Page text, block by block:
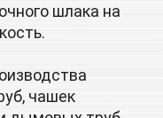
шлака на
чашек